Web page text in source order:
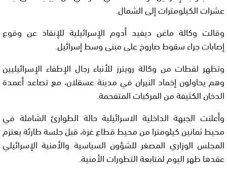
عشرات الكيلومترات إلى الشمال.
وقالت وكالة ماغن ديفيد أدوم الإسرائيلية للإنقاذ عن وقوع
إصابات جراء سقوط صاروخ على مبنى وسط إسرائيل.
وتظهر لقطات من وكالة رويترز للأنباء رجال الإطفاء الإسرائيليين
وهم يحاولون إخماد النيران في مدينة عسقلان، مع تصاعد أعمدة
الدخان الكثيفة من المركبات المتفحمة.
وأعلنت الجبهة الداخلية الاسرائيلية حالة الطوارئ الشاملة في
محيط ثمانين كيلومترا من محيط قطاع غزة، قبل جلسة طارئة يعتزم
المجلس الوزاري المصغر للشؤون السياسية والأمنية الإسرائيلي
عقدها ظهر اليوم لمتابعة التطورات الأمنية.